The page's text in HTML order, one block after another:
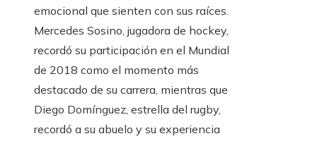
emocional que sienten con sus raíces.
Mercedes Sosino, jugadora de hockey,
recordó su participación en el Mundial
de 2018 como el momento más
destacado de su carrera, mientras que
Diego Domínguez, estrella del rugby,
recordó a su abuelo y su experiencia